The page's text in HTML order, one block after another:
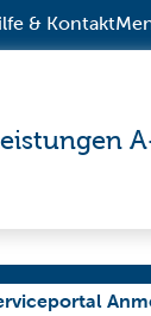
& Kontakt